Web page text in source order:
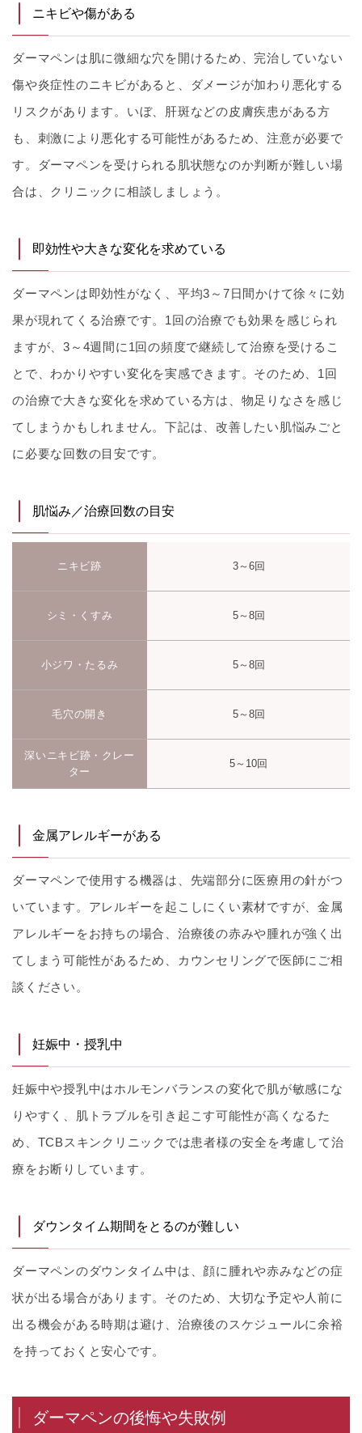
ニキビや傷がある
ダーマペンは肌に微細な穴を開けるため、完治していない
傷や炎症性のニキビがあると、ダメージが加わり悪化する
リスクがあります。いぼ、肝斑などの皮膚疾患がある方
も、刺激により悪化する可能性があるため、注意が必要で
す。ダーマペンを受けられる肌状態なのか判断が難しい場
合は、クリニックに相談しましょう。
即効性や大きな変化を求めている
ダーマペンは即効性がなく、平均3～7日間かけて徐々に効
果が現れてくる治療です。1回の治療でも効果を感じられ
ますが、3～4週間に1回の頻度で継続して治療を受けるこ
とで、わかりやすい変化を実感できます。そのため、1回
の治療で大きな変化を求めている方は、物足りなさを感じ
てしまうかもしれません。下記は、改善したい肌悩みごと
に必要な回数の目安です。
肌悩み／治療回数の目安
ニキビ跡 3～6回
シミ・くすみ 5～8回
小ジワ・たるみ 5～8回
毛穴の開き 5～8回
深いニキビ跡・クレー
ター
5～10回
金属アレルギーがある
ダーマペンで使用する機器は、先端部分に医療用の針がつ
いています。アレルギーを起こしにくい素材ですが、金属
アレルギーをお持ちの場合、治療後の赤みや腫れが強く出
てしまう可能性があるため、カウンセリングで医師にご相
談ください。
妊娠中・授乳中
妊娠中や授乳中はホルモンバランスの変化で肌が敏感にな
りやすく、肌トラブルを引き起こす可能性が高くなるた
め、TCBスキンクリニックでは患者様の安全を考慮して治
療をお断りしています。
ダウンタイム期間をとるのが難しい
ダーマペンのダウンタイム中は、顔に腫れや赤みなどの症
状が出る場合があります。そのため、大切な予定や人前に
出る機会がある時期は避け、治療後のスケジュールに余裕
を持っておくと安心です。
ダーマペンの後悔や失敗例